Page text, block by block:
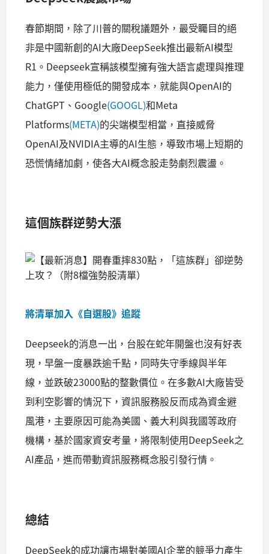
春節期間，除了川普的關稅議題外，最受矚目的絕
非是中國新創的AI大廠DeepSeek推出最新AI模型
R1。Deepseek宣稱該模型擁有強大語言處理與推理
能力，僅使用極低的開發成本，就能與OpenAI的
ChatGPT、Google(GOOGL)和Meta
Platforms(META)的尖端模型相當，直接威脅
OpenAI及NVIDIA主導的AI生態，導致市場上短期的
恐慌情緒加劇，使各大AI概念股走勢劇烈震盪。
這個族群逆勢大漲
將清單加入《自選股》追蹤
Deepseek的消息一出，台股在蛇年開盤也沒有好表
現，早盤一度暴跌逾千點，同時失守季線與半年
線，並跌破23000點的整數價位。在多數AI大廠皆受
到利空影響的情況下，資訊服務股反而成為資金避
風港，主要原因可能為美國、義大利與我國等政府
機構，基於國家資安考量，將限制使用DeepSeek之
AI產品，進而帶動資訊服務概念股引發行情。
總結
DeepSeek的成功讓市場對美國AI企業的競爭力產生